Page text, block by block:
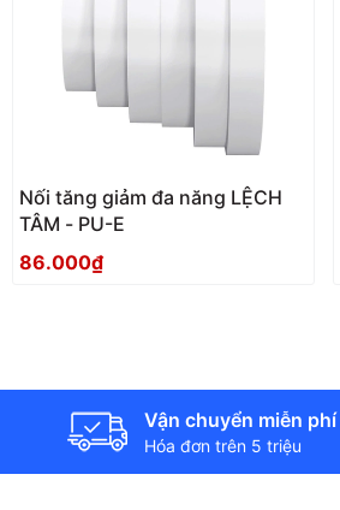
Nối tăng giảm đa năng LỆCH
TÂM - PU-E
86.000₫
Vận chuyển miễn phí
Hóa đơn trên 5 triệu